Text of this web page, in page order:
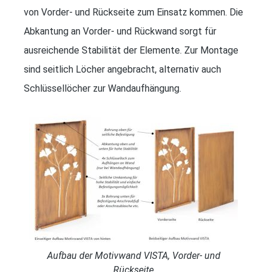
von Vorder- und Rückseite zum Einsatz kommen. Die
Abkantung an Vorder- und Rückwand sorgt für
ausreichende Stabilität der Elemente. Zur Montage
sind seitlich Löcher angebracht, alternativ auch
Schlüssellöcher zur Wandaufhängung.
Aufbau der Motivwand VISTA, Vorder- und